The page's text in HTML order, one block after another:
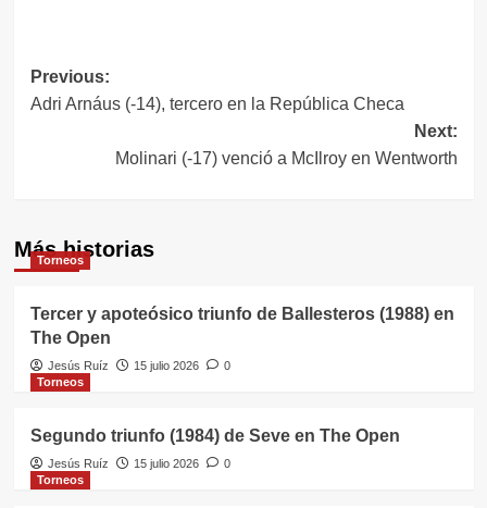
Navegación
de
entradas
Previous:
Adri Arnáus (-14), tercero en la República Checa
Next:
Molinari (-17) venció a McIlroy en Wentworth
Más historias
Torneos
Tercer y apoteósico triunfo de Ballesteros (1988) en
The Open
Jesús Ruíz 15 julio 2026
0
Torneos
Segundo triunfo (1984) de Seve en The Open
Jesús Ruíz 15 julio 2026
0
Torneos